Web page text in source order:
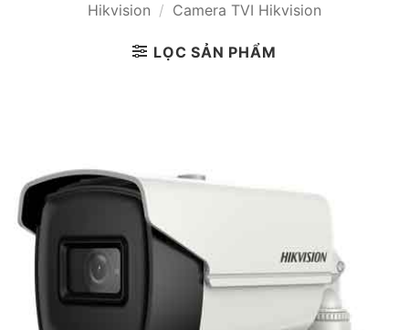
Hikvision / Camera TVI Hikvision
LỌC SẢN PHẨM